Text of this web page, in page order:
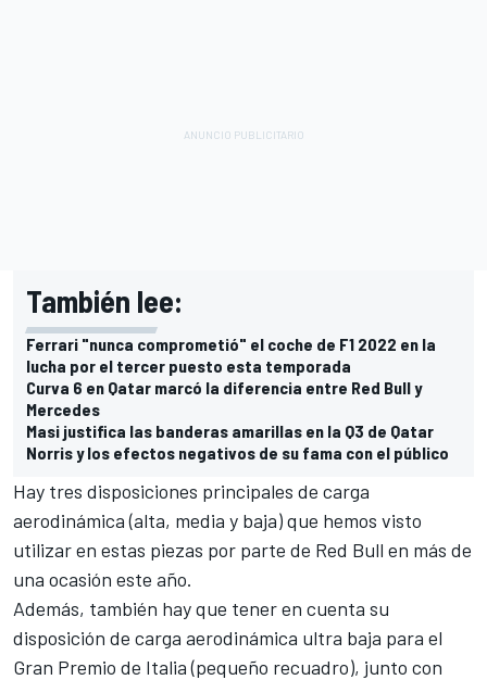
También lee:
Ferrari "nunca comprometió" el coche de F1 2022 en la
lucha por el tercer puesto esta temporada
Curva 6 en Qatar marcó la diferencia entre Red Bull y
Mercedes
Masi justifica las banderas amarillas en la Q3 de Qatar
Norris y los efectos negativos de su fama con el público
Hay tres disposiciones principales de carga
aerodinámica (alta, media y baja) que hemos visto
utilizar en estas piezas por parte de Red Bull en más de
una ocasión este año.
Además, también hay que tener en cuenta su
disposición de carga aerodinámica ultra baja para el
Gran Premio de Italia (pequeño recuadro), junto con